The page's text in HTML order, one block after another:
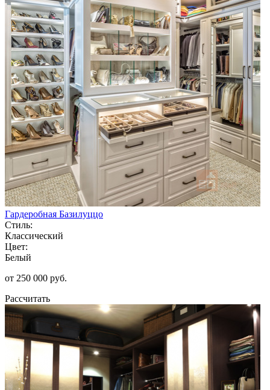
Гардеробная Базилуццо
Стиль:
Классический
Цвет:
Белый
от 250 000 руб.
Рассчитать